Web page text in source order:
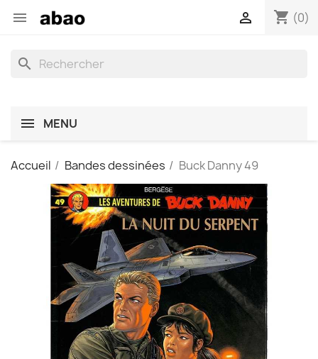
 shopping_cart (0)

search
MENU
Accueil Bandes dessinées Buck Danny 49